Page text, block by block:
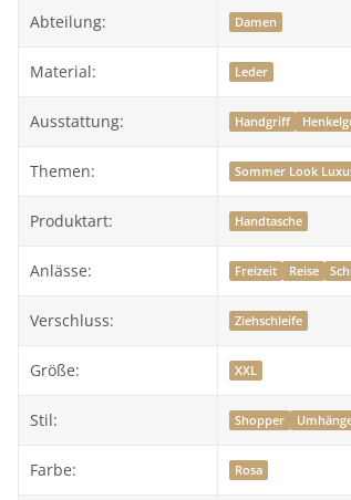
Abteilung: Damen
Material: Leder
Ausstattung: Handgriff
Themen: Sommer Look
Produktart: Handtasche
Anlässe: Freizeit Reise
Verschluss: Ziehschleife
Größe: XXL
Stil: Shopper
Farbe: Rosa